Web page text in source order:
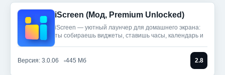
iScreen (Мод, Premium Unlocked)
iScreen — уютный лаунчер для домашнего экрана:
ты собираешь виджеты, ставишь часы, календарь и
Версия: 3.0.06 445 Мб 2.8